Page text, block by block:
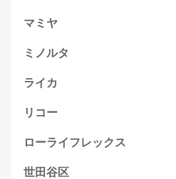
マミヤ
ミノルタ
ライカ
リコー
ローライフレックス
世田谷区